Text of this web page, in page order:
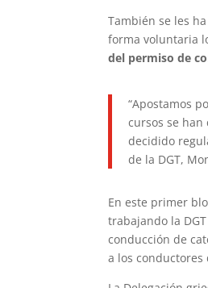
También se les
forma voluntaria
del permiso de
“Apostamos
cursos se
decidido
de la DGT,
En este primer
trabajando la
conducción de
a los